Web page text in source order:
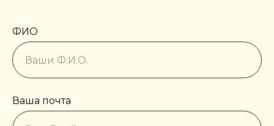
ФИО
Ваша почта